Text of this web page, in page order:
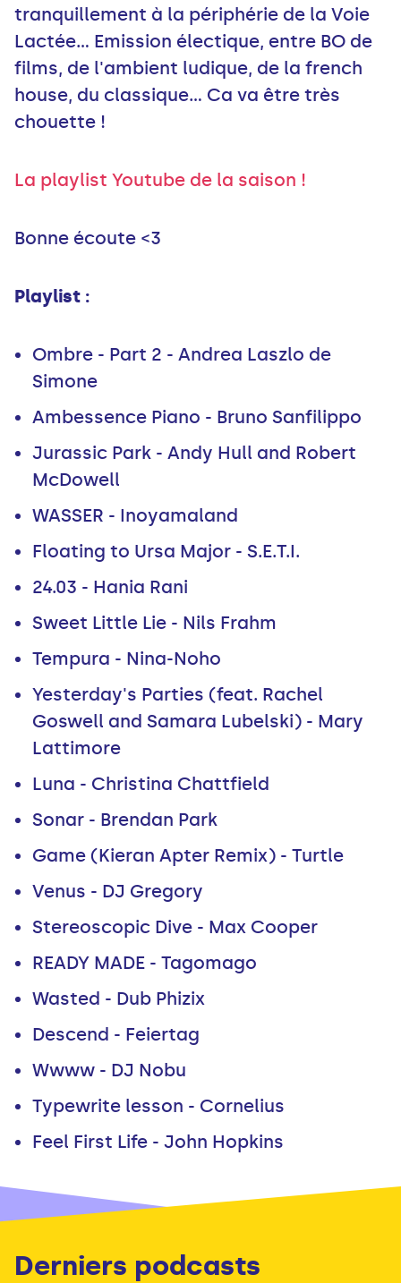
tranquillement à la périphérie de la Voie
Lactée... Emission électique, entre BO de
films, de l'ambient ludique, de la french
house, du classique... Ca va être très
chouette !
La playlist Youtube de la saison !
Bonne écoute <3
Playlist :
Ombre - Part 2 - Andrea Laszlo de
Simone
Ambessence Piano - Bruno Sanfilippo
Jurassic Park - Andy Hull and Robert
McDowell
WASSER - Inoyamaland
Floating to Ursa Major - S.E.T.I.
24​.​03 - Hania Rani
Sweet Little Lie - Nils Frahm
Tempura - Nina-Noho
Yesterday's Parties (feat. Rachel
Goswell and Samara Lubelski) - Mary
Lattimore
Luna - Christina Chattfield
Sonar - Brendan Park
Game (Kieran Apter Remix) - Turtle
Venus - DJ Gregory
Stereoscopic Dive - Max Cooper
READY MADE - Tagomago
Wasted - Dub Phizix
Descend - Feiertag
Wwww - DJ Nobu
Typewrite lesson - Cornelius
Feel First Life - John Hopkins
Derniers podcasts